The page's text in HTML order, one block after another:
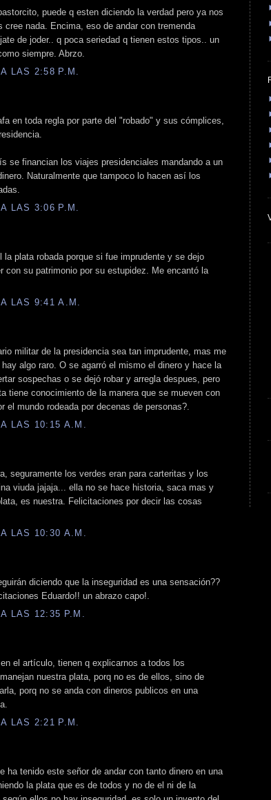
puede q esten diciendo la verdad pero ya nos
cree nada. Encima, eso de andar con tremenda
de joder.. q poca seriedad q tienen estos tipos.. un
siempre. Abrzo.
LAS 2:58 P.M.
en toda regla por parte del "robado" y sus cómplices,
se financian los viajes presidenciales mandando a un
Naturalmente que tampoco lo hacen así los
LAS 3:06 P.M.
la plata robada porque si fue imprudente y se dejo
con su patrimonio por su estupidez. Me encantó la
LAS 9:41 A.M.
militar de la presidencia sea tan imprudente, mas me
algo raro. O se agarró el mismo el dinero y hace la
sospechas o se dejó robar y arregla despues, pero
tiene conocimiento de la manera que se mueven con
el mundo rodeada por decenas de personas?.
LAS 10:15 A.M.
seguramente los verdes eran para carteritas y los
viuda jajaja... ella no se hace historia, saca mas y
es nuestra. Felicitaciones por decir las cosas
LAS 10:30 A.M.
diciendo que la inseguridad es una sensación??
Eduardo!! un abrazo capo!.
LAS 12:35 P.M.
el artículo, tienen q explicarnos a todos los
nuestra plata, porq no es de ellos, sino de
porq no se anda con dineros publicos en una
LAS 2:21 P.M.
ha tenido este señor de andar con tanto dinero en una
la plata que es de todos y no de el ni de la